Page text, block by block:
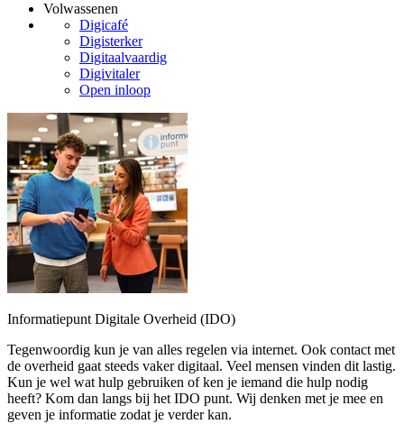
Volwassenen
Digicafé
Digisterker
Digitaalvaardig
Digivitaler
Open inloop
Informatiepunt Digitale Overheid (IDO)
Tegenwoordig kun je van alles regelen via internet. Ook contact met
de overheid gaat steeds vaker digitaal. Veel mensen vinden dit lastig.
Kun je wel wat hulp gebruiken of ken je iemand die hulp nodig
heeft? Kom dan langs bij het IDO punt. Wij denken met je mee en
geven je informatie zodat je verder kan.